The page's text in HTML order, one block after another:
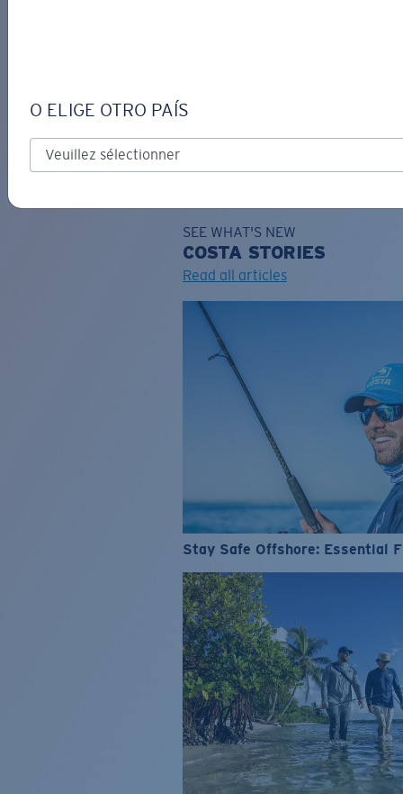
GRAVURE
Costa Stories
SEE WHAT'S NEW
COSTA STORIES
Read all articles
Stay Safe Offshore: Essential
O ELIGE OTRO PAÍS